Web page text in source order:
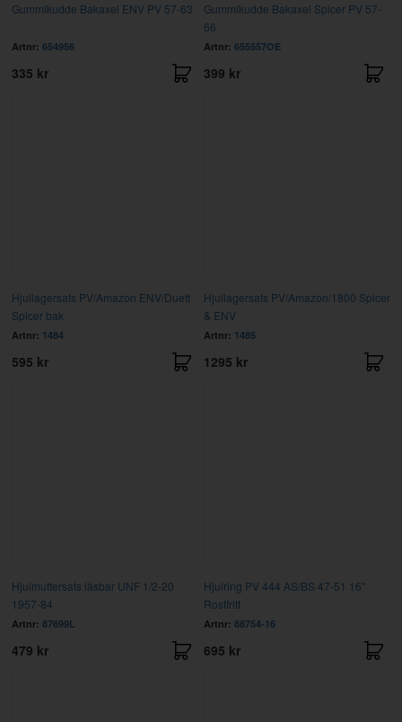
Gummikudde Bakaxel ENV PV 57-63
Artnr: 654956
335 kr
Gummikudde Bakaxel Spicer PV 57-
66
Artnr: 655557OE
399 kr
Hjullagersats PV/Amazon ENV/Duett
Spicer bak
Artnr: 1484
595 kr
Hjullagersats PV/Amazon/1800 Spicer
& ENV
Artnr: 1485
1295 kr
Hjulmuttersats låsbar UNF 1/2-20
1957-84
Artnr: 87699L
479 kr
Hjulring PV 444 AS/BS 47-51 16"
Rostfritt
Artnr: 88754-16
695 kr